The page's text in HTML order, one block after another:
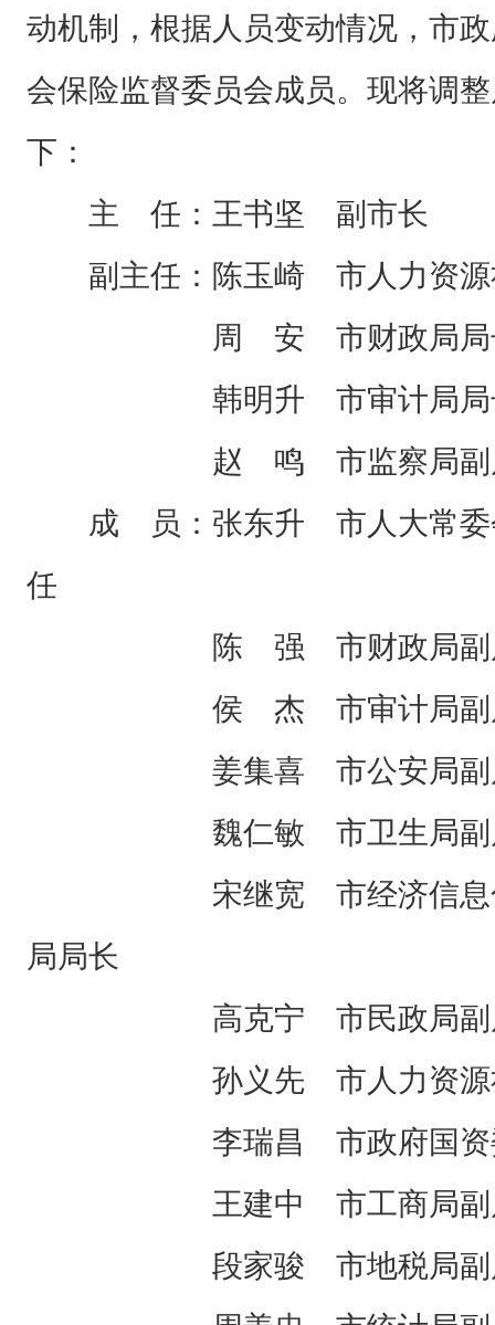
动机制，根据人员变动情况，市
会保险监督委员会成员。现将调
下：
主 任：王书坚 副市长
副主任：陈玉崎 市人力资源
周 安 市财政局局
韩明升 市审计局局
赵 鸣 市监察局副
成 员：张东升 市人大常委
任
陈 强 市财政局副
侯 杰 市审计局副
姜集喜 市公安局副
魏仁敏 市卫生局副
宋继宽 市经济信息化委
局局长
高克宁 市民政局副
孙义先 市人力资源社会
李瑞昌 市政府国资委
王建中 市工商局副
段家骏 市地税局副